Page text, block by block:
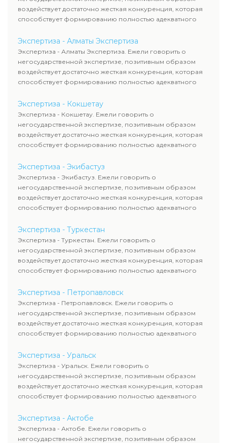
воздействует достаточно жесткая конкуренция, которая
способствует формированию полностью адекватного
Экспертиза - Алматы Экспертиза
Экспертиза - Алматы Экспертиза. Ежели говорить о
негосударственной экспертизе, позитивным образом
воздействует достаточно жесткая конкуренция, которая
способствует формированию полностью адекватного
Экспертиза - Кокшетау
Экспертиза - Кокшетау. Ежели говорить о
негосударственной экспертизе, позитивным образом
воздействует достаточно жесткая конкуренция, которая
способствует формированию полностью адекватного
Экспертиза - Экибастуз
Экспертиза - Экибастуз. Ежели говорить о
негосударственной экспертизе, позитивным образом
воздействует достаточно жесткая конкуренция, которая
способствует формированию полностью адекватного
Экспертиза - Туркестан
Экспертиза - Туркестан. Ежели говорить о
негосударственной экспертизе, позитивным образом
воздействует достаточно жесткая конкуренция, которая
способствует формированию полностью адекватного
Экспертиза - Петропавловск
Экспертиза - Петропавловск. Ежели говорить о
негосударственной экспертизе, позитивным образом
воздействует достаточно жесткая конкуренция, которая
способствует формированию полностью адекватного
Экспертиза - Уральск
Экспертиза - Уральск. Ежели говорить о
негосударственной экспертизе, позитивным образом
воздействует достаточно жесткая конкуренция, которая
способствует формированию полностью адекватного
Экспертиза - Актобе
Экспертиза - Актобе. Ежели говорить о
негосударственной экспертизе, позитивным образом